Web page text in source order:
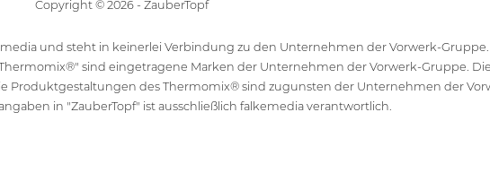
Copyright © 2026 - ZauberTopf
und steht in keinerlei Verbindung zu den Unternehmen der Vorwerk-
sind eingetragene Marken der Unternehmen der Vorwerk-Gruppe.
Produktgestaltungen des Thermomix® sind zugunsten der Unternehmen der
in "ZauberTopf" ist ausschließlich falkemedia verantwortlich.